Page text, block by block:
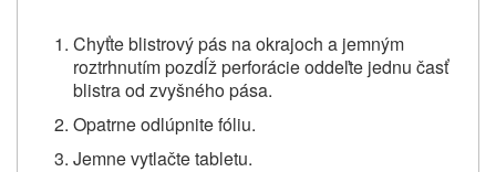
Chyťte blistrový pás na okrajoch a jemným
roztrhnutím pozdĺž perforácie oddeľte jednu časť
blistra od zvyšného pása.
Opatrne odlúpnite fóliu.
Jemne vytlačte tabletu.